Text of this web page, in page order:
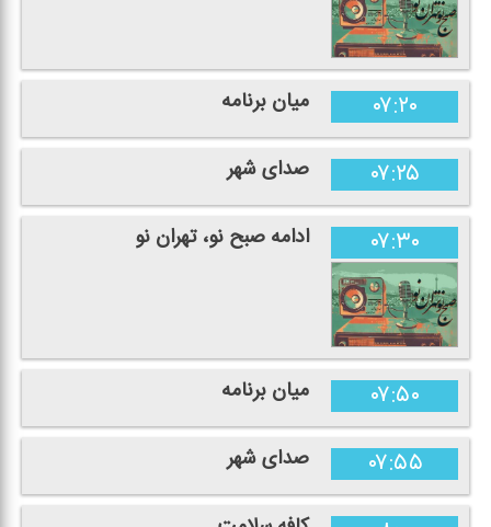
۰۷:۲۰ میان برنامه
۰۷:۲۵ صدای شهر
۰۷:۳۰ ادامه صبح نو، تهران نو
۰۷:۵۰ میان برنامه
۰۷:۵۵ صدای شهر